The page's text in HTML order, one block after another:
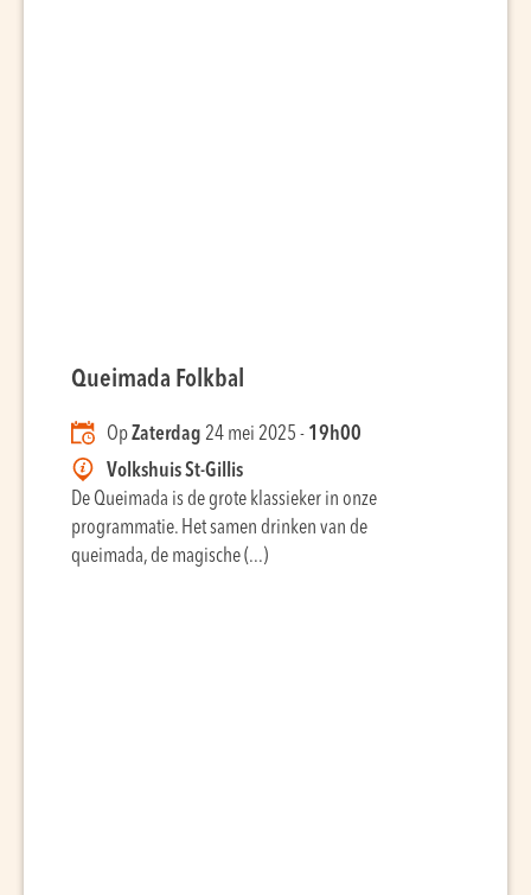
Queimada Folkbal
OpZaterdag 24 mei 2025 - 19h00
Volkshuis St-Gillis
De Queimada is de grote klassieker in onze
programmatie. Het samen drinken van de
queimada, de magische (...)